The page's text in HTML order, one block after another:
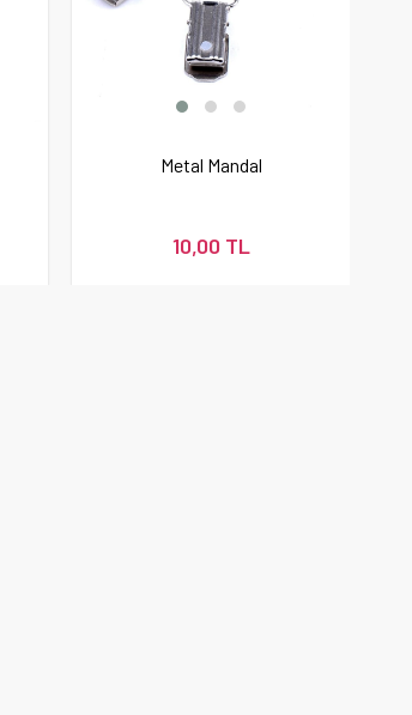
Metal Mandal
10,00 TL